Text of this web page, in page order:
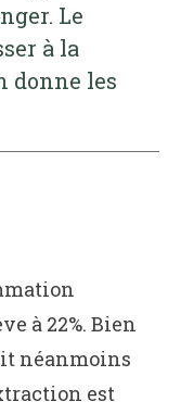
Le
à la
donne les
à 22%. Bien
néanmoins
est